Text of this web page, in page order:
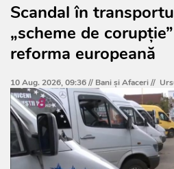
Scandal în
„scheme de
reforma europeană
10 Aug. 2026, 09:36 // Bani și Afaceri//